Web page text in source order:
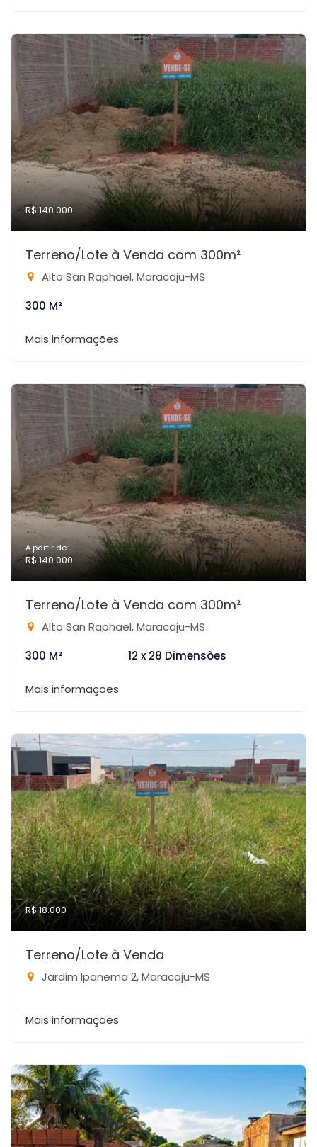
R$ 140.000
Terreno/Lote à Venda com 300m²
Alto San Raphael, Maracaju-MS
300 M²
Mais informações
A partir de:
R$ 140.000
Terreno/Lote à Venda com 300m²
Alto San Raphael, Maracaju-MS
300 M²
12 x 28 Dimensões
Mais informações
R$ 18.000
Terreno/Lote à Venda
Jardim Ipanema 2, Maracaju-MS
Mais informações